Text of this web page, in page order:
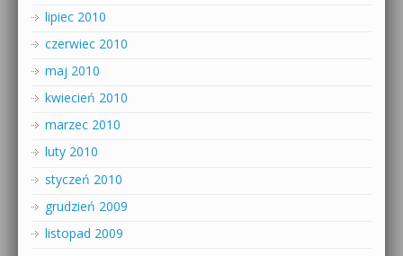
lipiec 2010
czerwiec 2010
maj 2010
kwiecień 2010
marzec 2010
luty 2010
styczeń 2010
grudzień 2009
listopad 2009